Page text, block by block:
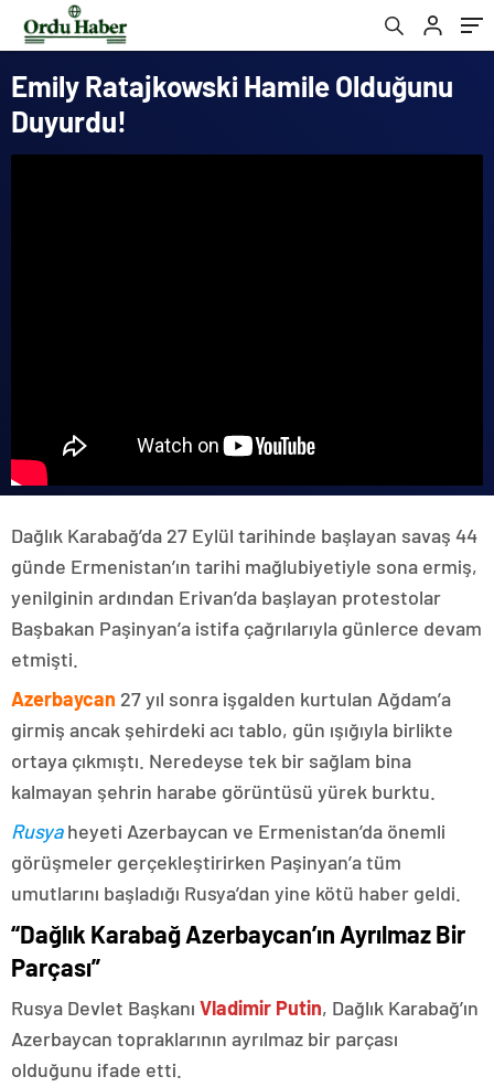
Emily Ratajkowski Hamile Olduğunu
Duyurdu!
Dağlık Karabağ’da 27 Eylül tarihinde başlayan savaş 44
günde Ermenistan’ın tarihi mağlubiyetiyle sona ermiş,
yenilginin ardından Erivan’da başlayan protestolar
Başbakan Paşinyan’a istifa çağrılarıyla günlerce devam
etmişti.
Azerbaycan 27 yıl sonra işgalden kurtulan Ağdam’a
girmiş ancak şehirdeki acı tablo, gün ışığıyla birlikte
ortaya çıkmıştı. Neredeyse tek bir sağlam bina
kalmayan şehrin harabe görüntüsü yürek burktu.
Rusyaheyeti Azerbaycan ve Ermenistan’da önemli
görüşmeler gerçekleştirirken Paşinyan’a tüm
umutlarını başladığı Rusya’dan yine kötü haber geldi.
“Dağlık Karabağ Azerbaycan’ın Ayrılmaz Bir
Parçası”
Rusya Devlet Başkanı Vladimir Putin, Dağlık Karabağ’ın
Azerbaycan topraklarının ayrılmaz bir parçası
olduğunu ifade etti.